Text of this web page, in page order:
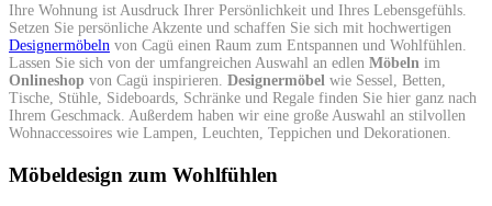
Ihre Wohnung ist Ausdruck Ihrer Persönlichkeit und Ihres Lebensgefühls.
Setzen Sie persönliche Akzente und schaffen Sie sich mit hochwertigen
Designermöbeln von Cagü einen Raum zum Entspannen und Wohlfühlen.
Lassen Sie sich von der umfangreichen Auswahl an edlen Möbeln im
Onlineshop von Cagü inspirieren. Designermöbel wie Sessel, Betten,
Tische, Stühle, Sideboards, Schränke und Regale finden Sie hier ganz nach
Ihrem Geschmack. Außerdem haben wir eine große Auswahl an stilvollen
Wohnaccessoires wie Lampen, Leuchten, Teppichen und Dekorationen.
Möbeldesign zum Wohlfühlen